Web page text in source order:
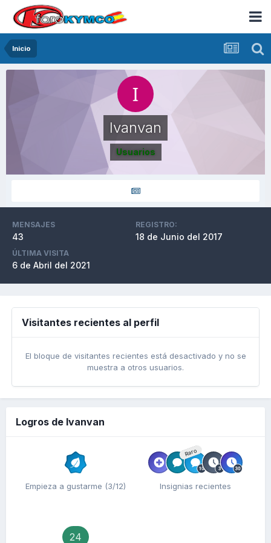
Inicio
Ivanvan
Usuarios
MENSAJES
43
REGISTRO:
18 de Junio del 2017
ÚLTIMA VISITA
6 de Abril del 2021
Visitantes recientes al perfil
El bloque de visitantes recientes está desactivado y no se
muestra a otros usuarios.
Logros de Ivanvan
Empieza a gustarme (3/12)
Raro
Insignias recientes
24